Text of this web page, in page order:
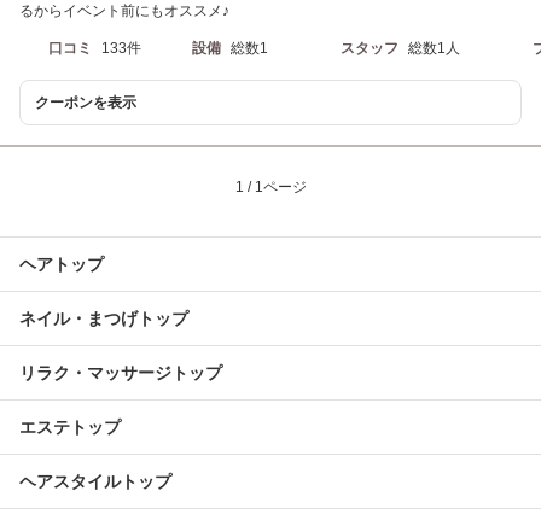
るからイベント前にもオススメ♪
口コミ 133件 設備 総数1 スタッフ 総数1人
クーポンを表示
1 / 1ページ
ヘアトップ
ネイル・まつげトップ
リラク・マッサージトップ
エステトップ
ヘアスタイルトップ